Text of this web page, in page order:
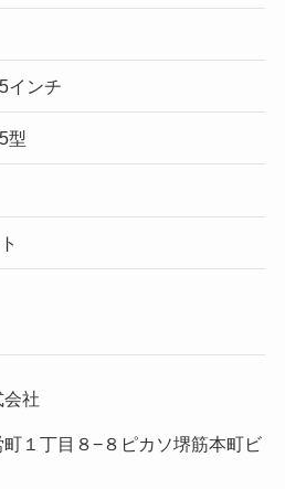
インチ
型
会社
１丁目８−８ピカソ堺筋本町ビ